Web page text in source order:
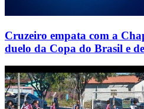
Cruzeiro empata com a
duelo da Copa do Brasil e